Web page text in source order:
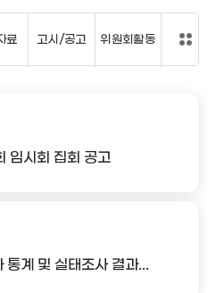
임시회 집회 공고
통계 및 실태조사 결과...
료 고시/공고 위원회활동